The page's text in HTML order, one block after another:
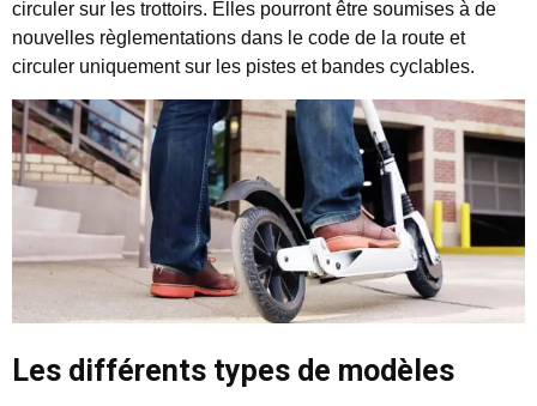
circuler sur les trottoirs. Elles pourront être soumises à de
nouvelles règlementations dans le code de la route et
circuler uniquement sur les pistes et bandes cyclables.
Les différents types de modèles